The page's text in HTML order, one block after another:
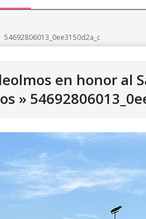
54692806013_0ee3150d2a_c
en honor al
»